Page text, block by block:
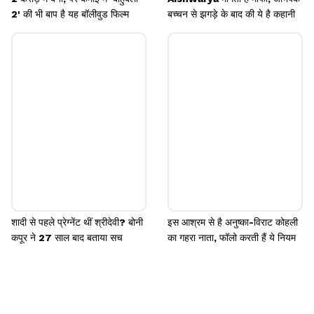
2' की भी बाप है यह बॉलीवुड फिल्म
बच्चन से झगड़े के बाद की ये है कहानी
शादी से पहले प्रेग्नेंट थीं श्रीदेवी? बोनी
कपूर ने 27 साल बाद बताया सच
इस आश्रम से है अनुष्का-विराट कोहली
का गहरा नाता, फॉलो करती हैं ये नियम